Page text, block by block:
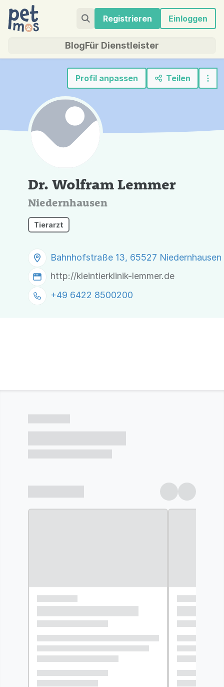
Registrieren Einloggen
BlogFür Dienstleister
Profil anpassen Teilen
Dr. Wolfram Lemmer
Niedernhausen
Tierarzt
Bahnhofstraße 13, 65527 Niedernhausen
http://kleintierklinik-lemmer.de
+49 6422 8500200